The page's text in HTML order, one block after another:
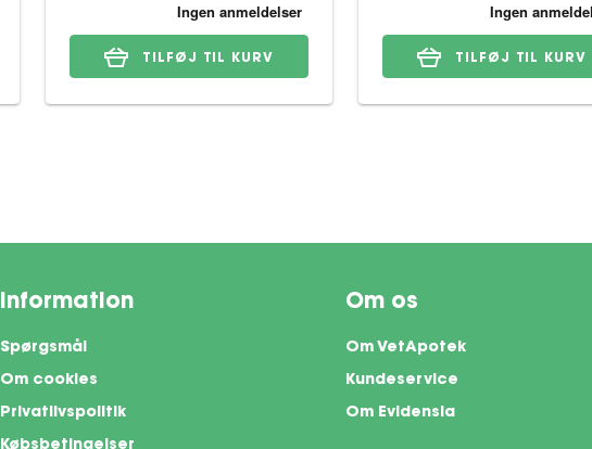
TILFØJ TIL KURV TILFØJ TIL KURV
Information
Spørgsmål
Om cookies
Privatlivspolitik
Købsbetingelser
Om os
Om VetApotek
Kundeservice
Om Evidensia